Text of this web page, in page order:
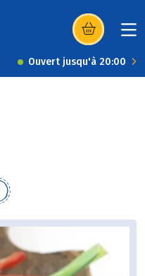
(s’ouvre dans
Ouvert jusqu'à 20:00